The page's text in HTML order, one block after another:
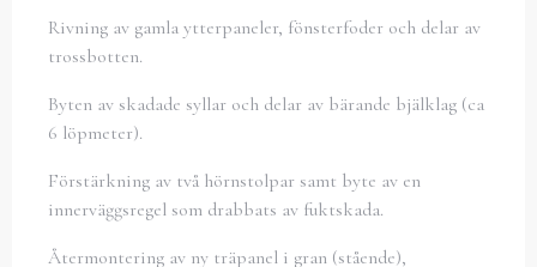
Rivning av gamla ytterpaneler, fönsterfoder och delar av
trossbotten.
Byten av skadade syllar och delar av bärande bjälklag (ca
6 löpmeter).
Förstärkning av två hörnstolpar samt byte av en
innerväggsregel som drabbats av fuktskada.
Återmontering av ny träpanel i gran (stående),